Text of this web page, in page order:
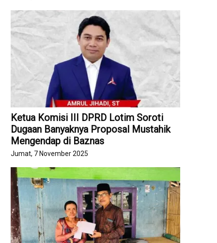
Ketua Komisi III DPRD Lotim Soroti
Dugaan Banyaknya Proposal Mustahik
Mengendap di Baznas
Jumat, 7 November 2025